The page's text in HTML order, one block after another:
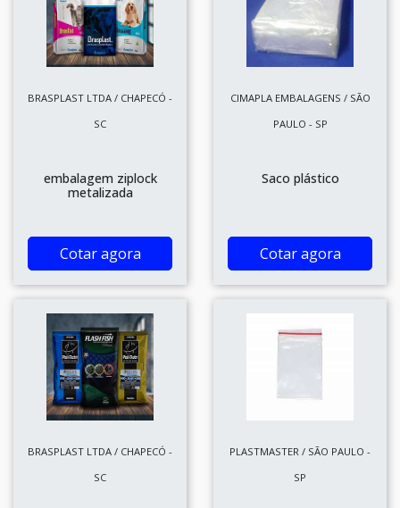
BRASPLAST LTDA / CHAPECÓ -
SC
embalagem ziplock
metalizada
Cotar agora
CIMAPLA EMBALAGENS / SÃO
PAULO - SP
Saco plástico
Cotar agora
BRASPLAST LTDA / CHAPECÓ -
SC
PLASTMASTER / SÃO PAULO -
SP